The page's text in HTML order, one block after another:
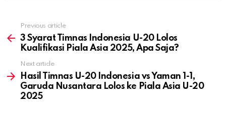
more
Previous article
3 Syarat Timnas Indonesia U-20 Lolos
Kualifikasi Piala Asia 2025, Apa Saja?
Next article
Hasil Timnas U-20 Indonesia vs Yaman 1-1,
Garuda Nusantara Lolos ke Piala Asia U-20
2025